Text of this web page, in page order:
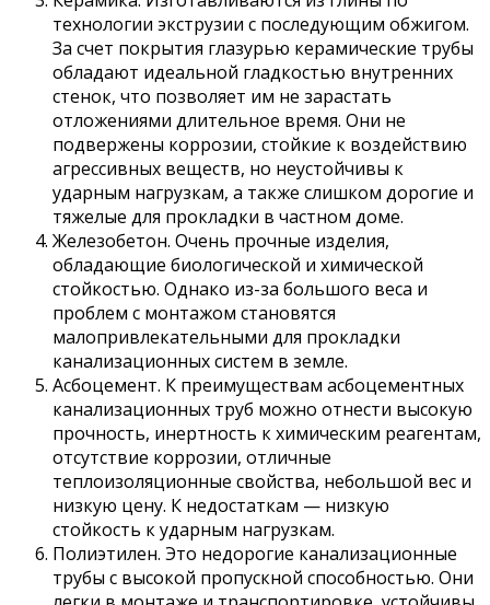
технологии экструзии с последующим обжигом.
За счет покрытия глазурью керамические трубы
обладают идеальной гладкостью внутренних
стенок, что позволяет им не зарастать
отложениями длительное время. Они не
подвержены коррозии, стойкие к воздействию
агрессивных веществ, но неустойчивы к
ударным нагрузкам, а также слишком дорогие и
тяжелые для прокладки в частном доме.
Железобетон. Очень прочные изделия,
обладающие биологической и химической
стойкостью. Однако из-за большого веса и
проблем с монтажом становятся
малопривлекательными для прокладки
канализационных систем в земле.
Асбоцемент. К преимуществам асбоцементных
канализационных труб можно отнести высокую
прочность, инертность к химическим реагентам,
отсутствие коррозии, отличные
теплоизоляционные свойства, небольшой вес и
низкую цену. К недостаткам — низкую
стойкость к ударным нагрузкам.
Полиэтилен. Это недорогие канализационные
трубы с высокой пропускной способностью. Они